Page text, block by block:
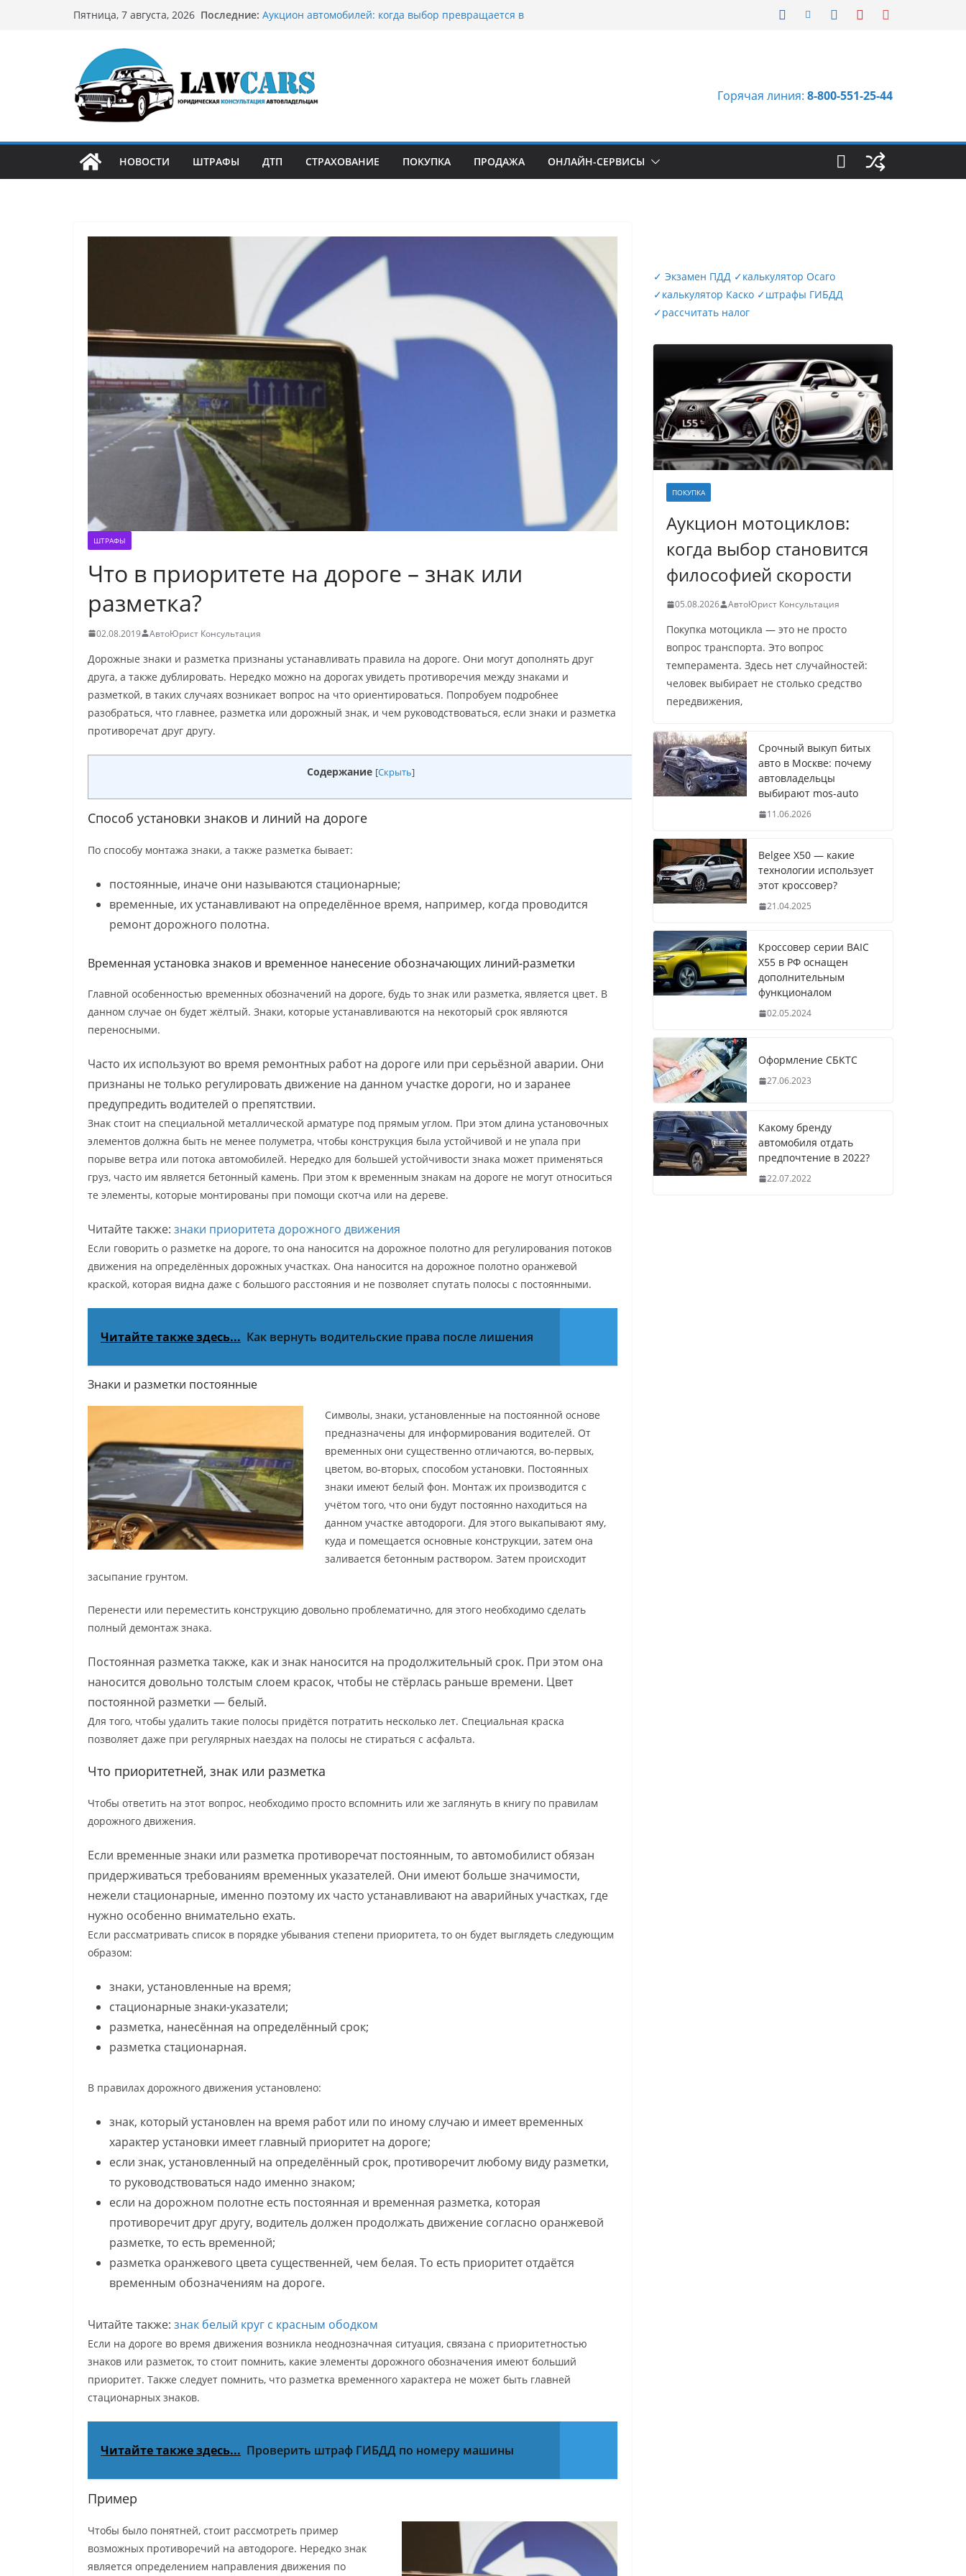
Пятница, 7 августа, 2026 Последние: Аукцион автомобилей: когда выбор превращается в
Срочный выкуп битых авто в Москве: почему
автовладельцы выбирают mos-auto
Бриллиантовые серьги: вечная классика или
может подойти
Горячая линия: 8-800-551-25-44
НОВОСТИ ШТРАФЫ ДТП СТРАХОВАНИЕ ПОКУПКА ПРОДАЖА ОНЛАЙН-СЕРВИСЫ
ШТРАФЫ
Что в приоритете на дороге – знак или
разметка?
02.08.2019 АвтоЮрист Консультация
Дорожные знаки и разметка признаны устанавливать правила на дороге. Они могут дополнять друг
друга, а также дублировать. Нередко можно на дорогах увидеть противоречия между знаками и
разметкой, в таких случаях возникает вопрос на что ориентироваться. Попробуем подробнее
разобраться, что главнее, разметка или дорожный знак, и чем руководствоваться, если знаки и разметка
противоречат друг другу.
Содержание [Скрыть]
Способ установки знаков и линий на дороге
По способу монтажа знаки, а также разметка бывает:
постоянные, иначе они называются стационарные;
временные, их устанавливают на определённое время, например, когда проводится
ремонт дорожного полотна.
Временная установка знаков и временное нанесение обозначающих линий-разметки
Главной особенностью временных обозначений на дороге, будь то знак или разметка, является цвет. В
данном случае он будет жёлтый. Знаки, которые устанавливаются на некоторый срок являются
переносными.
Часто их используют во время ремонтных работ на дороге или при серьёзной аварии. Они
признаны не только регулировать движение на данном участке дороги, но и заранее
предупредить водителей о препятствии.
Знак стоит на специальной металлической арматуре под прямым углом. При этом длина установочных
элементов должна быть не менее полуметра, чтобы конструкция была устойчивой и не упала при
порыве ветра или потока автомобилей. Нередко для большей устойчивости знака может применяться
груз, часто им является бетонный камень. При этом к временным знакам на дороге не могут относиться
те элементы, которые монтированы при помощи скотча или на дереве.
Читайте также: знаки приоритета дорожного движения
Если говорить о разметке на дороге, то она наносится на дорожное полотно для регулирования потоков
движения на определённых дорожных участках. Она наносится на дорожное полотно оранжевой
краской, которая видна даже с большого расстояния и не позволяет спутать полосы с постоянными.
Читайте также здесь... Как вернуть водительские права после лишения
Знаки и разметки постоянные
Символы, знаки, установленные на постоянной основе
предназначены для информирования водителей. От
временных они существенно отличаются, во-первых,
цветом, во-вторых, способом установки. Постоянных
знаки имеют белый фон. Монтаж их производится с
учётом того, что они будут постоянно находиться на
данном участке автодороги. Для этого выкапывают яму,
куда и помещается основные конструкции, затем она
заливается бетонным раствором. Затем происходит
засыпание грунтом.
Перенести или переместить конструкцию довольно проблематично, для этого необходимо сделать
полный демонтаж знака.
Постоянная разметка также, как и знак наносится на продолжительный срок. При этом она
наносится довольно толстым слоем красок, чтобы не стёрлась раньше времени. Цвет
постоянной разметки — белый.
Для того, чтобы удалить такие полосы придётся потратить несколько лет. Специальная краска
позволяет даже при регулярных наездах на полосы не стираться с асфальта.
Что приоритетней, знак или разметка
Чтобы ответить на этот вопрос, необходимо просто вспомнить или же заглянуть в книгу по правилам
дорожного движения.
Если временные знаки или разметка противоречат постоянным, то автомобилист обязан
придерживаться требованиям временных указателей. Они имеют больше значимости,
нежели стационарные, именно поэтому их часто устанавливают на аварийных участках, где
нужно особенно внимательно ехать.
Если рассматривать список в порядке убывания степени приоритета, то он будет выглядеть следующим
образом:
знаки, установленные на время;
стационарные знаки-указатели;
разметка, нанесённая на определённый срок;
разметка стационарная.
В правилах дорожного движения установлено:
знак, который установлен на время работ или по иному случаю и имеет временных
характер установки имеет главный приоритет на дороге;
если знак, установленный на определённый срок, противоречит любому виду разметки,
то руководствоваться надо именно знаком;
если на дорожном полотне есть постоянная и временная разметка, которая
противоречит друг другу, водитель должен продолжать движение согласно оранжевой
разметке, то есть временной;
разметка оранжевого цвета существенней, чем белая. То есть приоритет отдаётся
временным обозначениям на дороге.
Читайте также: знак белый круг с красным ободком
Если на дороге во время движения возникла неоднозначная ситуация, связана с приоритетностью
знаков или разметок, то стоит помнить, какие элементы дорожного обозначения имеют больший
приоритет. Также следует помнить, что разметка временного характера не может быть главней
стационарных знаков.
Читайте также здесь... Проверить штраф ГИБДД по номеру машины
Пример
Чтобы было понятней, стоит рассмотреть пример
возможных противоречий на автодороге. Нередко знак
является определением направления движения по
✓ Экзамен ПДД ✓калькулятор Осаго
✓калькулятор Каско ✓штрафы ГИБДД
✓рассчитать налог
ПОКУПКА
Аукцион мотоциклов:
когда выбор становится
философией скорости
05.08.2026 АвтоЮрист Консультация
Покупка мотоцикла — это не просто
вопрос транспорта. Это вопрос
темперамента. Здесь нет случайностей:
человек выбирает не столько средство
передвижения,
Срочный выкуп битых
авто в Москве: почему
автовладельцы
выбирают mos-auto
11.06.2026
Belgee X50 — какие
технологии использует
этот кроссовер?
21.04.2025
Кроссовер серии BAIC
X55 в РФ оснащен
дополнительным
функционалом
02.05.2024
Оформление СБКТС
27.06.2023
Какому бренду
автомобиля отдать
предпочтение в 2022?
22.07.2022